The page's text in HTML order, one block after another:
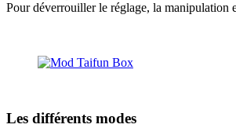
Pour déverrouiller le réglage, la manipulation
Les différents modes